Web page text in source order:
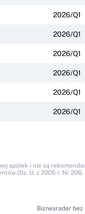
2026/Q1
2026/Q1
2026/Q1
2026/Q1
2026/Q1
2026/Q1
spółek i nie są
(Dz. U. z 2005 r. Nr 206,
Biznesradar bez